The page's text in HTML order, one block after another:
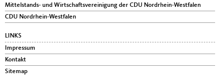
Mittelstands- und Wirtschaftsvereinigung der CDU Nordrhein-Westfalen
CDU Nordrhein-Westfalen
LINKS
Impressum
Kontakt
Sitemap